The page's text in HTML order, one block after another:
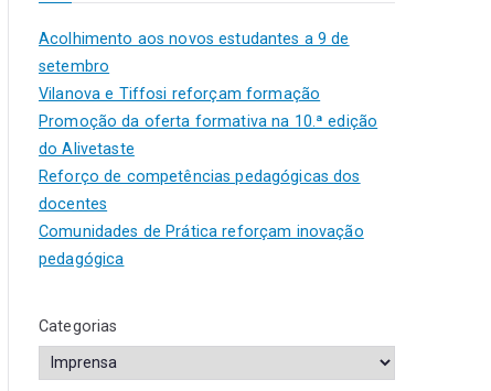
Acolhimento aos novos estudantes a 9 de
setembro
Vilanova e Tiffosi reforçam formação
Promoção da oferta formativa na 10.ª edição
do Alivetaste
Reforço de competências pedagógicas dos
docentes
Comunidades de Prática reforçam inovação
pedagógica
Categorias